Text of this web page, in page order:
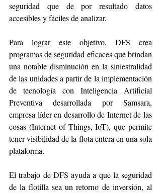
seguridad que de por resultado datos
accesibles y fáciles de analizar.
Para lograr este objetivo, DFS crea
programas de seguridad eficaces que brindan
una notable disminución en la siniestralidad
de las unidades a partir de la implementación
de tecnología con Inteligencia Artificial
Preventiva desarrollada por Samsara,
empresa líder en desarrollo de Internet de las
cosas (Internet of Things, IoT), que permite
tener visibilidad de la flota entera en una sola
plataforma.
El trabajo de DFS ayuda a que la seguridad
de la flotilla sea un retorno de inversión, al